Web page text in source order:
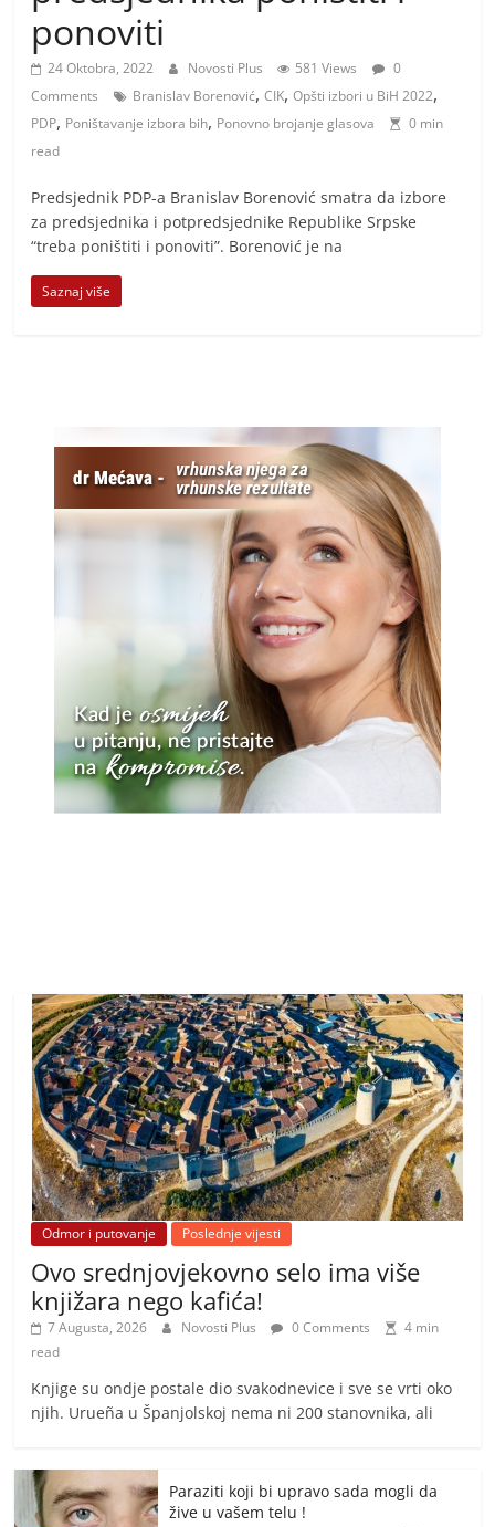
i
t
i
v
n
h
v
ponoviti
24 Oktobra, 2022 Novosti Plus 581 Views
0
Comments
Branislav Borenović,CIK,Opšti izbori u BiH 2022,
PDP, Poništavanje izbora bih, Ponovno brojanje glasova
0 min
read
Predsjednik PDP-a Branislav Borenović smatra da izbore
za predsjednika i potpredsjednike Republike Srpske
“treba poništiti i ponoviti”. Borenović je na
Saznaj više
Odmor i putovanje Poslednje vijesti
Ovo srednjovjekovno selo ima više
knjižara nego kafića!
7 Augusta, 2026 Novosti Plus 0 Comments
4 min
read
Knjige su ondje postale dio svakodnevice i sve se vrti oko
njih. Urueña u Španjolskoj nema ni 200 stanovnika, ali
Paraziti koji bi upravo sada mogli da
žive u vašem telu !